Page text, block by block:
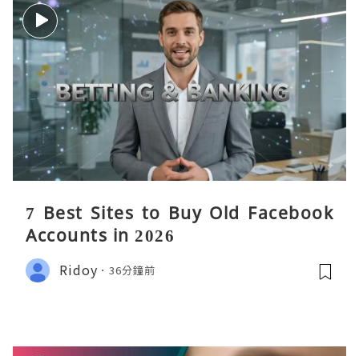
7 Best Sites to Buy Old Facebook
Accounts in 2026
Ridoy 36分鐘前